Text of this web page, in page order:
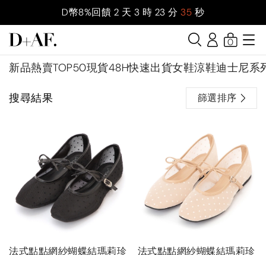
D幣8%回饋 2 天 3 時 23 分 35 秒
新品熱賣TOP50現貨48H快速出貨女鞋涼鞋迪士尼系
0
搜尋結果 篩選排序
法式點點網紗蝴蝶結瑪莉珍
法式點點網紗蝴蝶結瑪莉珍